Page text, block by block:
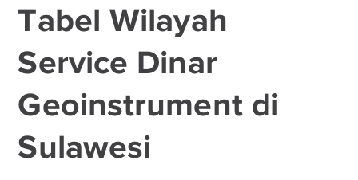
Tabel Wilayah
Service Dinar
Geoinstrument di
Sulawesi